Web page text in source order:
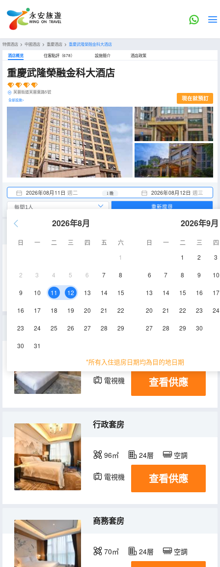
特價酒店 > 中國酒店 > 重慶酒店 > 重慶武隆榮融金科大酒店
酒店概览 住客點評（678） 設施簡介 酒店政策
重慶武隆榮融金科大酒店
芙蓉街道芙蓉東路5號
全部設施> 現在就預訂
2026年08月11日 週二 2026年08月12日 週三
1 晚
2026年8月
日 一 二 三 四 五
六
1
2 3 4 5 6 7 8
9 10 11 12 13 14 15
16 17 18 19 20 21 22
23 24 25 26 27 28 29
30 31
2026年9月
日 一 二 三
四
1
2 3
6 7 8 9 10
13 14 15 16 17
20 21 22 23 24
27 28 29 30
*所有入住退房日期均為目的地日期
重新搜尋
空調
景觀套房
94㎡ 19層 空調
電視機 查看供應
行政套房
96㎡ 24層 空調
電視機 查看供應
商務套房
70㎡ 24層 空調